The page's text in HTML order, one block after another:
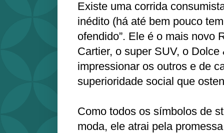
Existe uma corrida
inédito (há até bem pouco
ofendido”. Ele é o mais novo
Cartier, o super SUV, o
impressionar os outros e de
superioridade social que
Como todos os símbolos de
moda, ele atrai pela